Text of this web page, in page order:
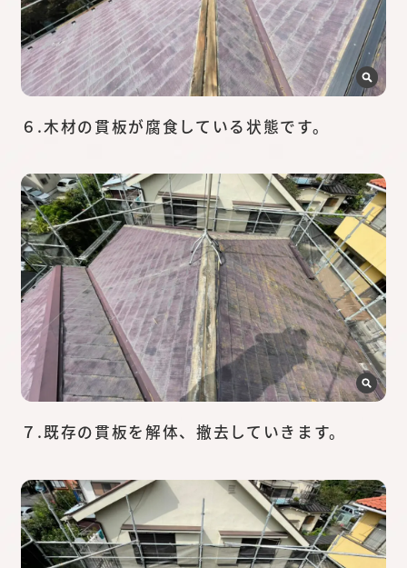
６.木材の貫板が腐食している状態です。
７.既存の貫板を解体、撤去していきます。